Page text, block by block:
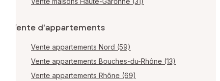
Vente d'appartements
Vente appartements Nord (59)
Vente appartements Bouches-du-Rhône (13)
Vente appartements Rhône (69)